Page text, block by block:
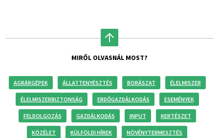
MIRŐL OLVASNÁL MOST?
AGRÁRGÉPEK ÁLLATTENYÉSZTÉS BORÁSZAT ÉLELMISZER
ÉLELMISZERBIZTONSÁG ERDŐGAZDÁLKODÁS ESEMÉNYEK
FELDOLGOZÁS GAZDÁLKODÁS INPUT KERTÉSZET
KÖZÉLET KÜLFÖLDI HÍREK NÖVÉNYTERMESZTÉS